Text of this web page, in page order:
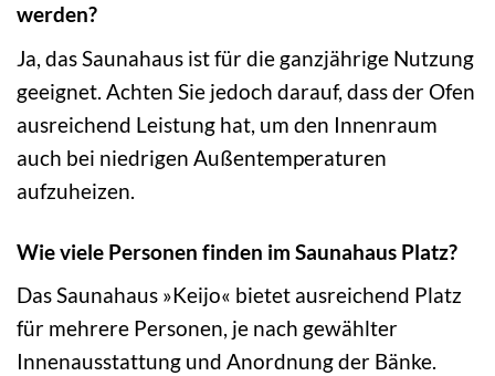
werden?
Ja, das Saunahaus ist für die ganzjährige Nutzung
geeignet. Achten Sie jedoch darauf, dass der Ofen
ausreichend Leistung hat, um den Innenraum
auch bei niedrigen Außentemperaturen
aufzuheizen.
Wie viele Personen finden im Saunahaus Platz?
Das Saunahaus »Keijo« bietet ausreichend Platz
für mehrere Personen, je nach gewählter
Innenausstattung und Anordnung der Bänke.